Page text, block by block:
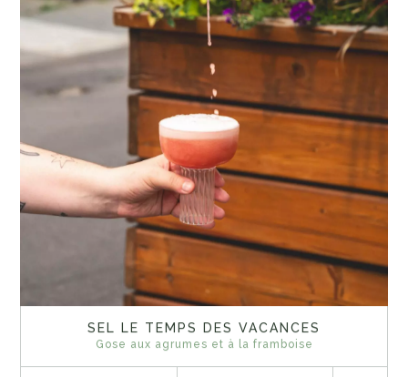
SEL LE TEMPS DES VACANCES
Gose aux agrumes et à la framboise